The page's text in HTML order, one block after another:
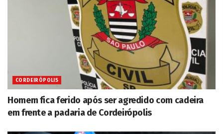
CORDEIRÓPOLIS
Homem fica ferido após ser agredido com cadeira
em frente a padaria de Cordeirópolis